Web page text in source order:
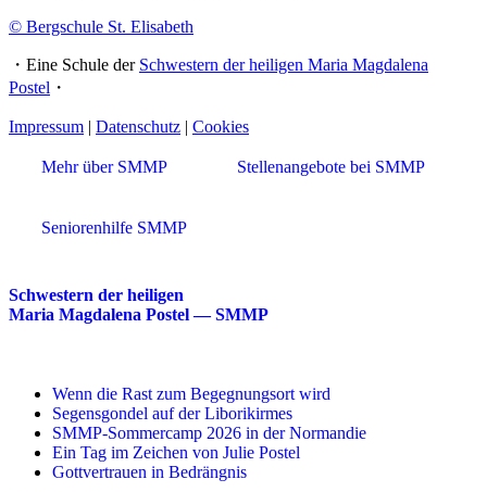
© Bergschule St. Elisabeth
・Eine Schule der Schwestern der heiligen Maria Magdalena
Postel ・
Impressum | Datenschutz | Cookies
Mehr über SMMP Stellenangebote bei SMMP
Seniorenhilfe SMMP
Schwestern der heiligen
Maria Magdalena Postel — SMMP
Wenn die Rast zum Begegnungsort wird
Segensgondel auf der Liborikirmes
SMMP-Sommercamp 2026 in der Normandie
Ein Tag im Zeichen von Julie Postel
Gottvertrauen in Bedrängnis